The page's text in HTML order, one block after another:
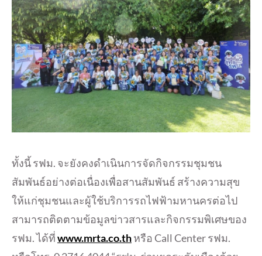
ทั้งนี้ รฟม. จะยังคงดำเนินการจัดกิจกรรมชุมชน
สัมพันธ์อย่างต่อเนื่องเพื่อสานสัมพันธ์ สร้างความสุข
ให้แก่ชุมชนและผู้ใช้บริการรถไฟฟ้ามหานครต่อไป
สามารถติดตามข้อมูลข่าวสารและกิจกรรมพิเศษของ
รฟม. ได้ที่www.mrta.co.thหรือ Call Center รฟม.